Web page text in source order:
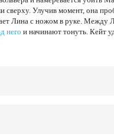
сверху. Улучив момент, она
Лина с ножом в руке. Между
него и начинают тонуть. Кейт